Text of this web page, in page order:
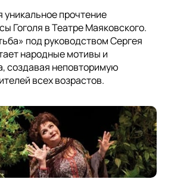
уникальное прочтение
Гоголя в Театре Маяковского.
под руководством Сергея
народные мотивы и
создавая неповторимую
всех возрастов.